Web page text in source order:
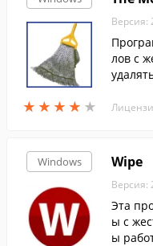
★ ★ ★ ★ ★
★ ★ ★ ★ ★
Версия:
лов с
Windows Wipe
Версия:
Эта
ы с
ы